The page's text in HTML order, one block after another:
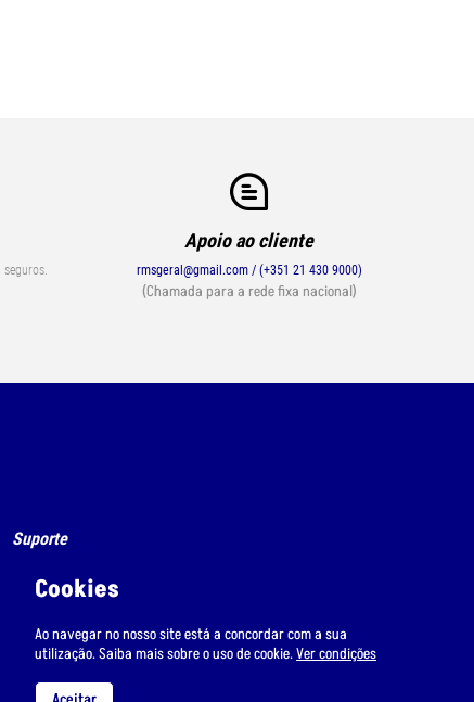
seguros.
Apoio ao cliente
rmsgeral@gmail.com / (+351 21 430 9000)
(Chamada para a rede fixa nacional)
Suporte
Condições de Envio
Condições de Uso
Cookies
Ao navegar no nosso site está a concordar com a sua
utilização. Saiba mais sobre o uso de cookie.Ver condições